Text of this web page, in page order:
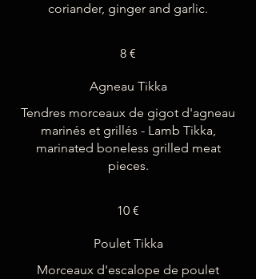
coriander, ginger and garlic.
8 €
Agneau Tikka
Tendres morceaux de gigot d'agneau
marinés et grillés - Lamb Tikka,
marinated boneless grilled meat
pieces.
10 €
Poulet Tikka
Morceaux d'escalope de poulet